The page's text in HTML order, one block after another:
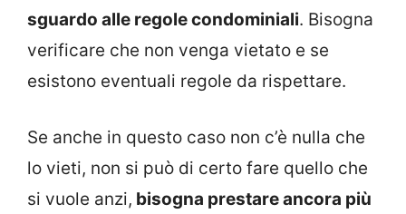
sguardo alle regole condominiali. Bisogna
verificare che non venga vietato e se
esistono eventuali regole da rispettare.
Se anche in questo caso non c’è nulla che
lo vieti, non si può di certo fare quello che
si vuole anzi, bisogna prestare ancora più